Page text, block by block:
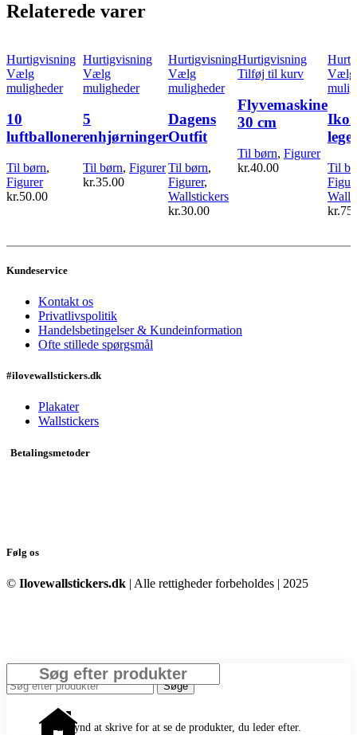
Relaterede varer
Hurtigvisning
Vælg
mulighederDette
flere
varianter.
vælges
10
luftballoner
Til børn,
Figurer
kr.50.00
Hurtigvisning
Vælg
mulighederDette
varianter.
kan
vælges
varesiden
5
enhjørninger
Til børn, Figurer
kr.35.00
Hurtigvisning
Vælg
mulighederDette
vare
har
flere
Mulighederne
kan
på
Dagens
Outfit
Til børn,
Figurer,
Wallstickers
kr.30.00
Hurtigvisning
Tilføj til kurv
Flyvemaskine
30 cm
Til børn, Figurer
kr.40.00
Vælg
Til
kr.
Kundeservice
Kontakt os
Privatlivspolitik
Handelsbetingelser & Kundeinformation
Ofte stillede spørgsmål
#ilovewallstickers.dk
Plakater
Wallstickers
Betalingsmetoder
Følg os
© Ilovewallstickers.dk | Alle rettigheder forbeholdes | 2025
Begynd at skrive for at se de produkter, du leder efter.
Søge